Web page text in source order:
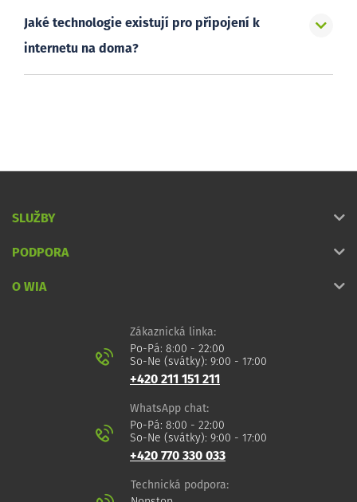
Jaké technologie existují pro připojení k
internetu na doma?
SLUŽBY
PODPORA
O WIA
Zákaznická linka:
Po-Pá: 8:00 - 22:00
So-Ne (svátky): 9:00 - 17:00
+420 211 151 211
WhatsApp chat:
Po-Pá: 8:00 - 22:00
So-Ne (svátky): 9:00 - 17:00
+420 770 330 033
Technická podpora: